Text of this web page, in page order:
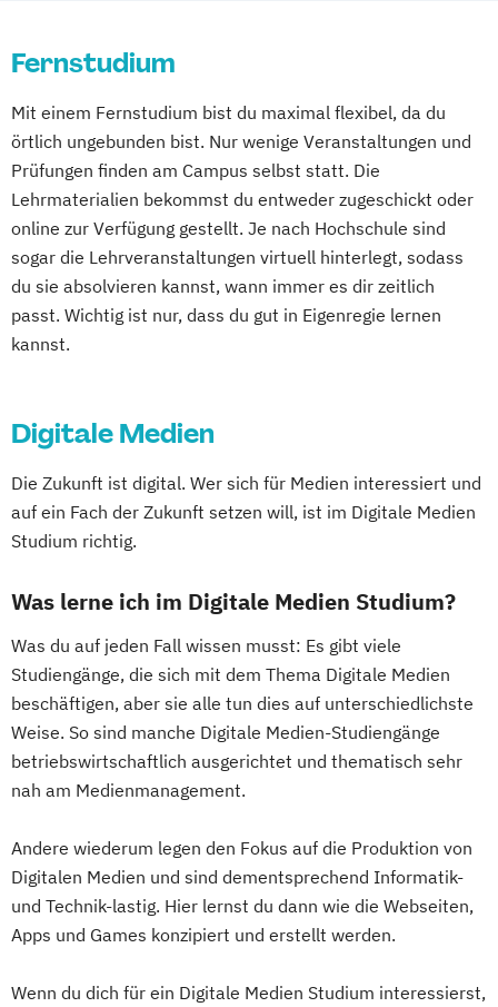
Fernstudium
Mit einem Fernstudium bist du maximal flexibel, da du
örtlich ungebunden bist. Nur wenige Veranstaltungen und
Prüfungen finden am Campus selbst statt. Die
Lehrmaterialien bekommst du entweder zugeschickt oder
online zur Verfügung gestellt. Je nach Hochschule sind
sogar die Lehrveranstaltungen virtuell hinterlegt, sodass
du sie absolvieren kannst, wann immer es dir zeitlich
passt. Wichtig ist nur, dass du gut in Eigenregie lernen
kannst.
Digitale Medien
Die Zukunft ist digital. Wer sich für Medien interessiert und
auf ein Fach der Zukunft setzen will, ist im Digitale Medien
Studium richtig.
Was lerne ich im Digitale Medien Studium?
Was du auf jeden Fall wissen musst: Es gibt viele
Studiengänge, die sich mit dem Thema Digitale Medien
beschäftigen, aber sie alle tun dies auf unterschiedlichste
Weise. So sind manche Digitale Medien-Studiengänge
betriebswirtschaftlich ausgerichtet und thematisch sehr
nah am Medienmanagement.
Andere wiederum legen den Fokus auf die Produktion von
Digitalen Medien und sind dementsprechend Informatik-
und Technik-lastig. Hier lernst du dann wie die Webseiten,
Apps und Games konzipiert und erstellt werden.
Wenn du dich für ein Digitale Medien Studium interessierst,